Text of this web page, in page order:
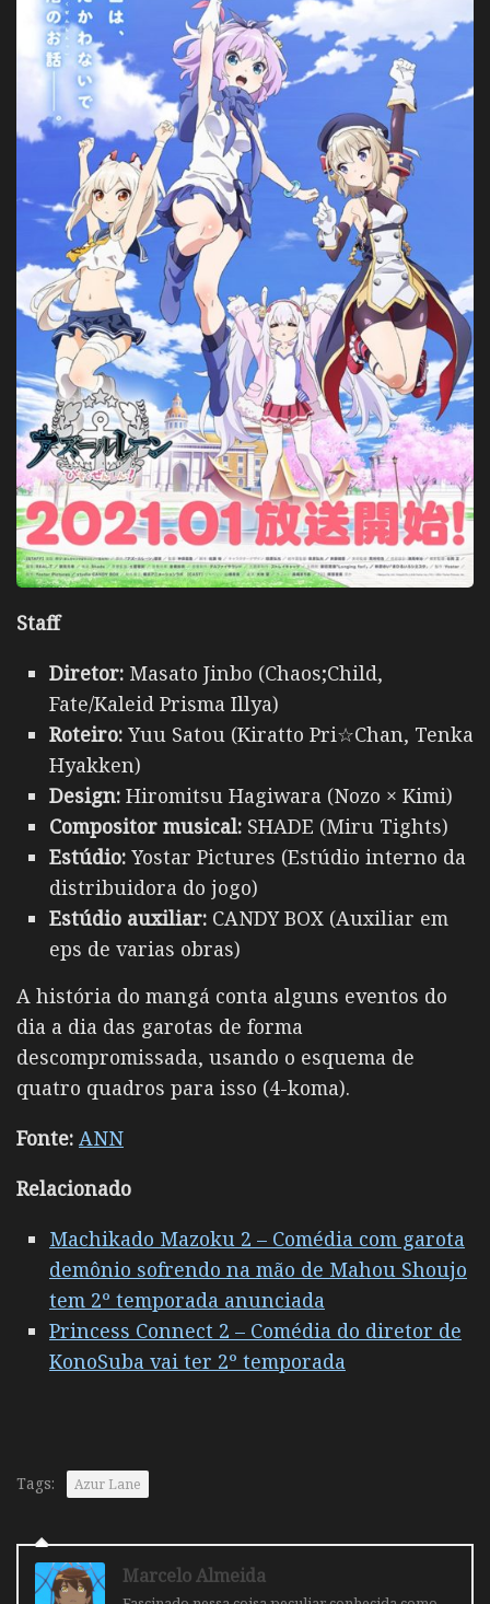
Staff
Diretor: Masato Jinbo (Chaos;Child,
Fate/Kaleid Prisma Illya)
Roteiro: Yuu Satou (Kiratto Pri☆Chan, Tenka
Hyakken)
Design: Hiromitsu Hagiwara (Nozo × Kimi)
Compositor musical: SHADE (Miru Tights)
Estúdio: Yostar Pictures (Estúdio interno da
distribuidora do jogo)
Estúdio auxiliar: CANDY BOX (Auxiliar em
eps de varias obras)
A história do mangá conta alguns eventos do
dia a dia das garotas de forma
descompromissada, usando o esquema de
quatro quadros para isso (4-koma).
Fonte: ANN
Relacionado
Machikado Mazoku 2 – Comédia com garota
demônio sofrendo na mão de Mahou Shoujo
tem 2º temporada anunciada
Princess Connect 2 – Comédia do diretor de
KonoSuba vai ter 2º temporada
Tags: Azur Lane
Marcelo Almeida